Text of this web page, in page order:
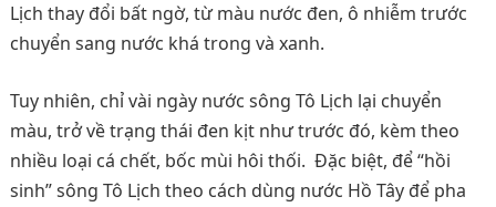
Lịch thay đổi bất ngờ, từ màu nước đen, ô nhiễm trước
chuyển sang nước khá trong và xanh.
Tuy nhiên, chỉ vài ngày nước sông Tô Lịch lại chuyển
màu, trở về trạng thái đen kịt như trước đó, kèm theo
nhiều loại cá chết, bốc mùi hôi thối. Đặc biệt, để “hồi
sinh” sông Tô Lịch theo cách dùng nước Hồ Tây để pha